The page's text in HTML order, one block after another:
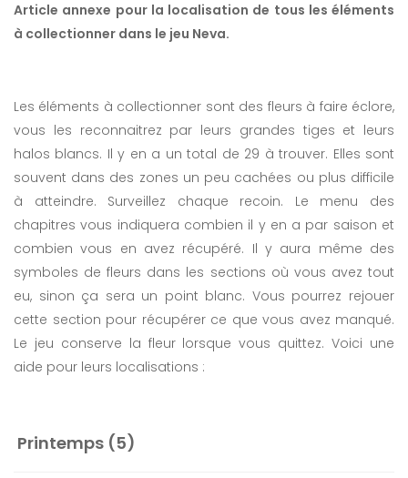
Article annexe pour la localisation de tous les éléments
à collectionner dans le jeu Neva.
Les éléments à collectionner sont des fleurs à faire éclore,
vous les reconnaitrez par leurs grandes tiges et leurs
halos blancs. Il y en a un total de 29 à trouver. Elles sont
souvent dans des zones un peu cachées ou plus difficile
à atteindre. Surveillez chaque recoin. Le menu des
chapitres vous indiquera combien il y en a par saison et
combien vous en avez récupéré. Il y aura même des
symboles de fleurs dans les sections où vous avez tout
eu, sinon ça sera un point blanc. Vous pourrez rejouer
cette section pour récupérer ce que vous avez manqué.
Le jeu conserve la fleur lorsque vous quittez. Voici une
aide pour leurs localisations :
Printemps (5)